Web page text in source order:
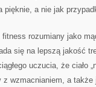
a nie jak
rozumiany jako
się na lepszą jakość
uczucia, że ciało
z wzmacnianiem, a